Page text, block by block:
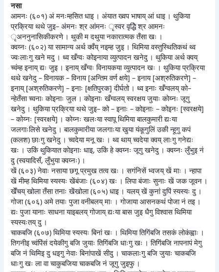
नसा
आमनः (६०१) अं मनःम्हसित धाइ । अंयात ख्वप भाषाय् आं धाइ । थुकिया
प्रक्रिया थथे जुइ– अंमनः श्र आंमनः ृस्वर वृद्धिे श्र आमनः
ृअननुनासिकीकरणे । थुकी म दथुया नकारात्मक तँसा खः ।
क्वय्नः (६०२) या सामान्य अर्थ क्वँय् नइम्ह जुइ । थिमिया वस्तुस्थितिकथं थ्व
ज्वःलाःगु खने मदु । थ्व खँग्वः कोइनाया व्युत्पादन खनेदु । थुकिया अर्थ क्वय्
च्वंम्ह इनाय् द्यः जुइ । इनाय् खँग्वः विनायकया व्युत्पादन खः । थुकिया प्रक्रिया
थथे खनेदु – विनायक – विनाय [अन्तिम वर्ण क्षये] – इनाय [अश्रुतिकरणे] –
इनाय् [अश्रुतिकरणे] – इनाः [क्षतिपुरक] दीर्घतो । थ्व इनाः खँग्वलय् को–
न्हेतँसा च्वनाः कोइनाः जुल । कोइनाः खँग्वलय् स्वरक्षय जुयाः कोय्नः जूगु
खनेदु । थुकिया प्रक्रिया थथे जुइ– को – इनाः – कोइनाः – कोइनः [स्वरक्षये]
– कोय्नः [स्वरक्षये] । कोय्नः खलःया स्वापू थिमिया बालकुमारी द्यःया
जलगाःलिसे खनेदु । बालकुमारीया जलगाःया खुया यंकूगुलिं उकी न्हूगु कपं
(कलश) छाःगु खनेदु । च्वदेया मनू खः । थ्व थाय् च्वदेया क्वय् लाःगु गनेद्यः
खः । उकिं थुकियात कोइनाः धाइ, उकिं हे क्वय्नः जूगु खनेदु । क्वय्नः लुँभुइ नं
दु (स्वयादिसँ, लुँभुया क्वय्नः) ।
खें (६०३) नेवाः नसाया छगू प्रमुख तत्व खः । सगंनिसें भ्वजय् खें माः । न्हापा
खें मीम्ह थिमिया स्यस्यः खेंबंजाः (६०४) खः । लिपा बंजाः सुनाः खें जक जूवन ।
खेँचय् खोला तँसा तनाः खेंखोला (६०५) धाइ । यलय् खें कुनां दुपिं स्यस्यः दु ।
गोजा (६०६) अमे तयाः पुजा वनीबलय् माः । गोजाया आसनकथं पोजा नं तइ ।
द्यः पुजा यानाः साधना याइबलय् गोजाय् द्यःया बास जुइ धैगु विश्वास थिमिया
स्यस्यःतय् दु ।
चाकबजि (६०७) थिमिया स्यस्यः बिनां खः । थिमिया तिगिंबजि तसकं लोकंह्वाः ।
तिगनीइ च्वंपिंसं दयेकीगु बजि जुयाः तिगिंबजि धाःगु खः । तिगिंबजि नापनापं मेगु
बजि नं थिमिइ दु धइगु नेवाः बिनांपाखें सीदु । चाकलाःगु बजि जुयाः चाकबजि
धाःगु खः ला वा चाकुबजिया चाकबजि नं जूगु जुइफु ।